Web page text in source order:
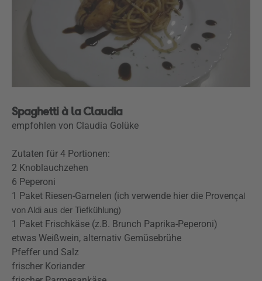
Spaghetti à la Claudia
empfohlen von Claudia Golüke
Zutaten für 4 Portionen:
2 Knoblauchzehen
6 Peperoni
1 Paket Riesen-Garnelen (ich verwende hier die Provençal
von Aldi aus der Tiefkühlung)
1 Paket Frischkäse (z.B. Brunch Paprika-Peperoni)
etwas Weißwein, alternativ Gemüsebrühe
Pfeffer und Salz
frischer Koriander